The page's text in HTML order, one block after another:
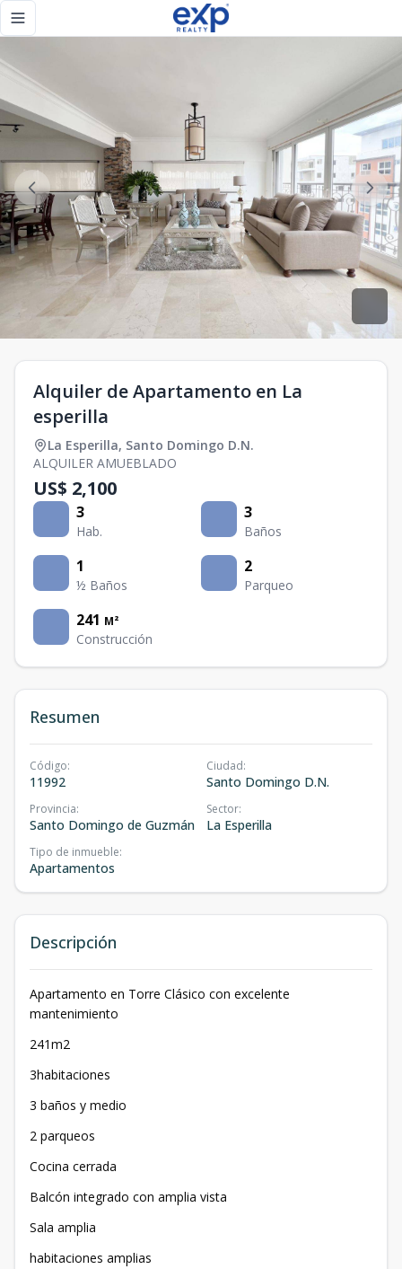
Toggle navigation menu
Alquiler de Apartamento en La
esperilla
La Esperilla, Santo Domingo D.N.
ALQUILER AMUEBLADO
US$ 2,100
3
Hab.
3
Baños
1
½ Baños
2
Parqueo
241 M²
Construcción
Resumen
Código:
11992
Ciudad:
Santo Domingo D.N.
Provincia:
Santo Domingo de Guzmán
Sector:
La Esperilla
Tipo de inmueble:
Apartamentos
Descripción
Apartamento en Torre Clásico con excelente
mantenimiento
241m2
3habitaciones
3 baños y medio
2 parqueos
Cocina cerrada
Balcón integrado con amplia vista
Sala amplia
habitaciones amplias
Alquiler de Apartamento en La esperilla - eXp Realty